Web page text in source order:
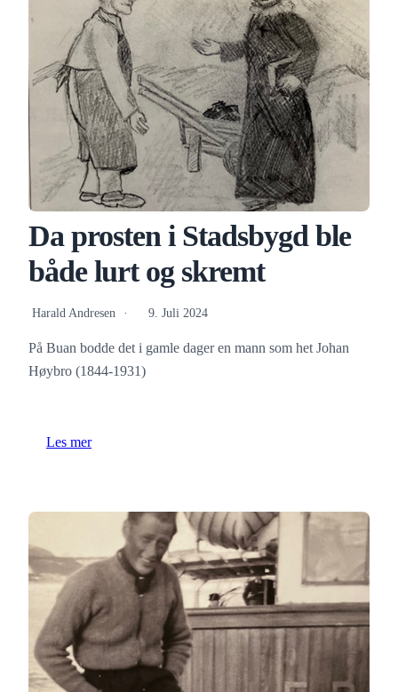
Da prosten i Stadsbygd ble
både lurt og skremt
Harald Andresen 9. Juli 2024
På Buan bodde det i gamle dager en mann som het Johan
Høybro (1844-1931)
Les mer